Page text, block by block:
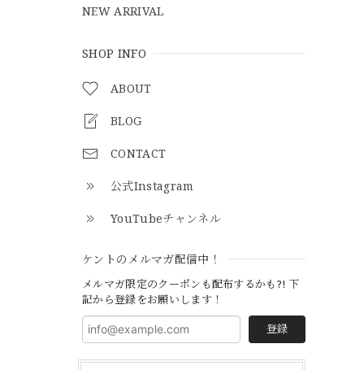
NEW ARRIVAL
SHOP INFO
ABOUT
BLOG
CONTACT
公式Instagram
YouTubeチャンネル
ケントのメルマガ配信中！
メルマガ限定のクーポンも配布するかも?! 下
記から登録をお願いします！
登録